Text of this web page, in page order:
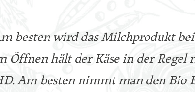
besten wird das Milchprodukt
Öffnen hält der Käse in der Regel
Am besten nimmt man den Bio